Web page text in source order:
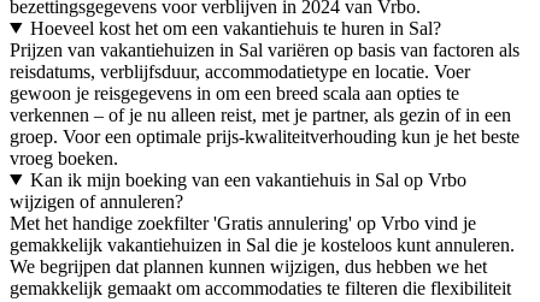
bezettingsgegevens voor verblijven in 2024 van Vrbo.
Hoeveel kost het om een vakantiehuis te huren in Sal?
Prijzen van vakantiehuizen in Sal variëren op basis van factoren als
reisdatums, verblijfsduur, accommodatietype en locatie. Voer
gewoon je reisgegevens in om een breed scala aan opties te
verkennen – of je nu alleen reist, met je partner, als gezin of in een
groep. Voor een optimale prijs-kwaliteitverhouding kun je het beste
vroeg boeken.
Kan ik mijn boeking van een vakantiehuis in Sal op Vrbo
wijzigen of annuleren?
Met het handige zoekfilter 'Gratis annulering' op Vrbo vind je
gemakkelijk vakantiehuizen in Sal die je kosteloos kunt annuleren.
We begrijpen dat plannen kunnen wijzigen, dus hebben we het
gemakkelijk gemaakt om accommodaties te filteren die flexibiliteit